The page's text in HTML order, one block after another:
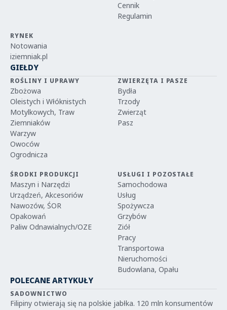
Cennik
Regulamin
RYNEK
Notowania
iziemniak.pl
GIEŁDY
ROŚLINY I UPRAWY
Zbożowa
Oleistych i Włóknistych
Motylkowych, Traw
Ziemniaków
Warzyw
Owoców
Ogrodnicza
ZWIERZĘTA I PASZE
Bydła
Trzody
Zwierząt
Pasz
ŚRODKI PRODUKCJI
Maszyn i Narzędzi
Urządzeń, Akcesoriów
Nawozów, ŚOR
Opakowań
Paliw Odnawialnych/OZE
USŁUGI I POZOSTAŁE
Samochodowa
Usług
Spożywcza
Grzybów
Ziół
Pracy
Transportowa
Nieruchomości
Budowlana, Opału
POLECANE ARTYKUŁY
SADOWNICTWO
Filipiny otwierają się na polskie jabłka. 120 mln konsumentów